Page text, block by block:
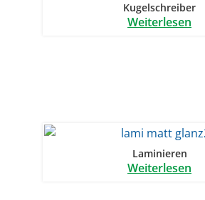
Kugelschreiber
Weiterlesen
Laminieren
Weiterlesen